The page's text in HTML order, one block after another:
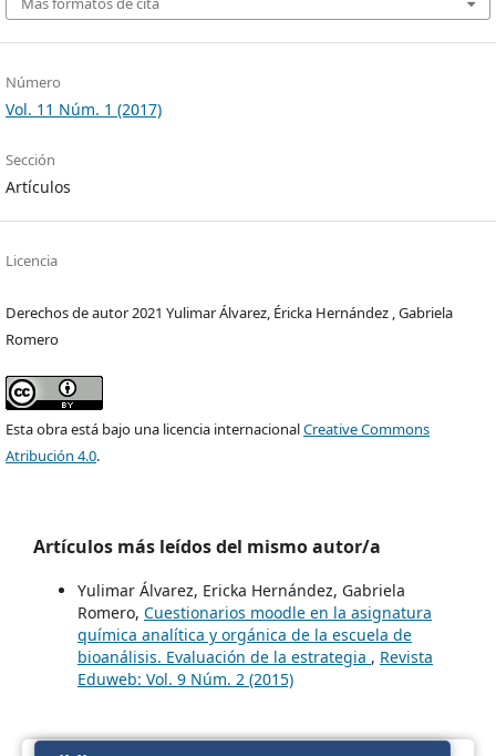
Número
Vol. 11 Núm. 1 (2017)
Sección
Artículos
Licencia
Derechos de autor 2021 Yulimar Álvarez, Éricka Hernández , Gabriela
Romero
Esta obra está bajo una licencia internacionalCreative Commons
Atribución 4.0.
Artículos más leídos del mismo autor/a
Yulimar Álvarez, Ericka Hernández, Gabriela
Romero, Cuestionarios moodle en la asignatura
química analítica y orgánica de la escuela de
bioanálisis. Evaluación de la estrategia , Revista
Eduweb: Vol. 9 Núm. 2 (2015)